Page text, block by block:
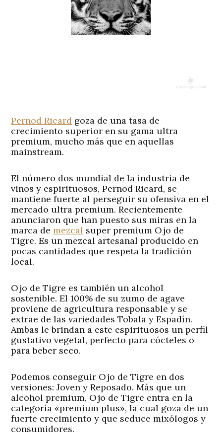
Pernod Ricard goza de una tasa de
crecimiento superior en su gama ultra
premium, mucho más que en aquellas
mainstream.
El número dos mundial de la industria de
vinos y espirituosos, Pernod Ricard, se
mantiene fuerte al perseguir su ofensiva en el
mercado ultra premium. Recientemente
anunciaron que han puesto sus miras en la
marca demezcal super premium Ojo de
Tigre. Es un mezcal artesanal producido en
pocas cantidades que respeta la tradición
local.
Ojo de Tigre es también un alcohol
sostenible. El 100% de su zumo de agave
proviene de agricultura responsable y se
extrae de las variedades Tobala y Espadín.
Ambas le brindan a este espirituosos un perfil
gustativo vegetal, perfecto para cócteles o
para beber seco.
Podemos conseguir Ojo de Tigre en dos
versiones: Joven y Reposado. Más que un
alcohol premium, Ojo de Tigre entra en la
categoría «premium plus», la cual goza de un
fuerte crecimiento y que seduce mixólogos y
consumidores.